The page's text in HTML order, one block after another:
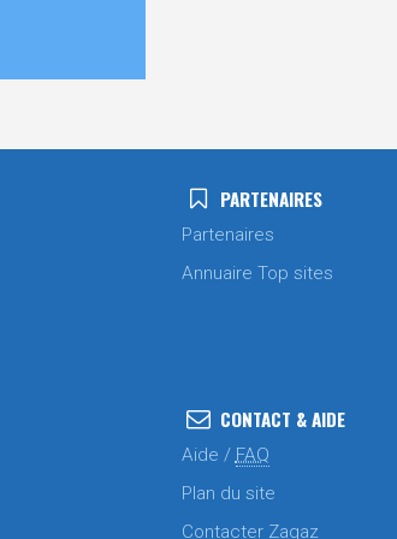
PARTENAIRES
Partenaires
Annuaire Top sites
CONTACT & AIDE
Aide / FAQ
Plan du site
Contacter Zagaz